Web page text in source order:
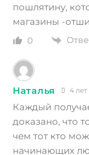
пошлятину,
магазины -
0
Наталья 4 лет
Каждый
доказано, что
чем тот кто
начинающих